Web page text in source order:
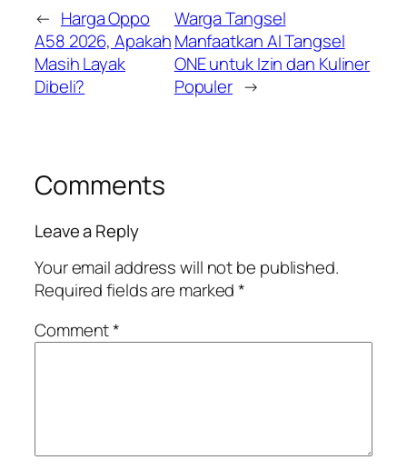
← Harga Oppo
A58 2026, Apakah
Masih Layak
Dibeli?
Warga Tangsel
Manfaatkan AI Tangsel
ONE untuk Izin dan Kuliner
Populer →
Comments
Leave a Reply
Your email address will not be published.
Required fields are marked*
Comment*